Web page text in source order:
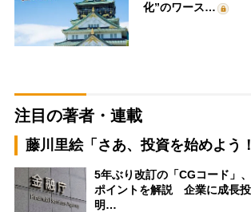
化”のワース…
注目の著者・連載
藤川里絵「さあ、投資を始めよう
5年ぶり改訂の「CGコード」
ポイントを解説 企業に成長
明…